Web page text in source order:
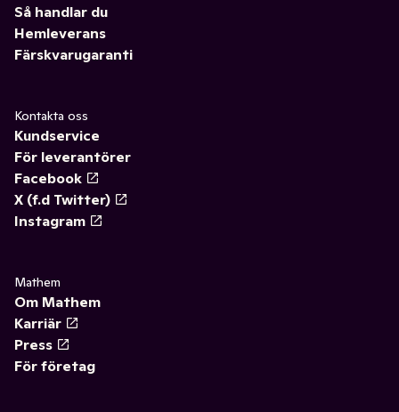
Så handlar du
Hemleverans
Färskvarugaranti
Kontakta oss
Kundservice
För leverantörer
Facebook
X (f.d Twitter)
Instagram
Mathem
Om Mathem
Karriär
Press
För företag